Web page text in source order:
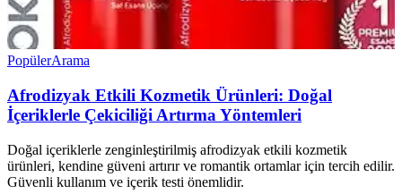
PopülerArama
Afrodizyak Etkili Kozmetik Ürünleri: Doğal
İçeriklerle Çekiciliği Artırma Yöntemleri
Doğal içeriklerle zenginleştirilmiş afrodizyak etkili kozmetik
ürünleri, kendine güveni artırır ve romantik ortamlar için tercih edilir.
Güvenli kullanım ve içerik testi önemlidir.